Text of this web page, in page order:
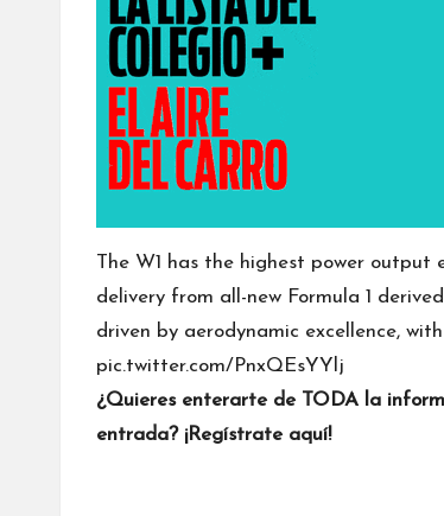
The W1 has the highest power
delivery from all-new Formula 1
driven by aerodynamic excellence,
pic.twitter.com/PnxQEsYYlj
¿Quieres enterarte de TODA la
entrada? ¡Regístrate aquí!